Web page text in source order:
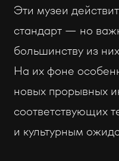
Эти музеи
стандарт — но
большинству из
На их фоне
новых прорывных
соответствующих
и культурным